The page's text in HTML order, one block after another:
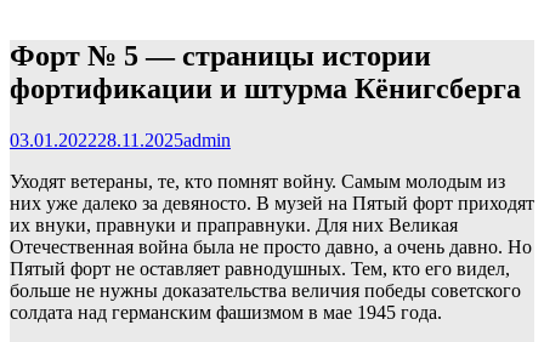
Форт № 5 — страницы истории
фортификации и штурма Кёнигсберга
03.01.202228.11.2025admin
Уходят ветераны, те, кто помнят войну. Самым молодым из
них уже далеко за девяносто. В музей на Пятый форт приходят
их внуки, правнуки и праправнуки. Для них Великая
Отечественная война была не просто давно, а очень давно. Но
Пятый форт не оставляет равнодушных. Тем, кто его видел,
больше не нужны доказательства величия победы советского
солдата над германским фашизмом в мае 1945 года.